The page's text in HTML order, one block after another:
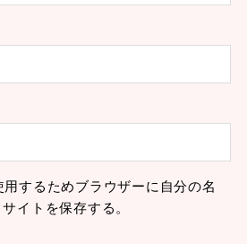
するためブラウザーに自分の名
イトを保存する。